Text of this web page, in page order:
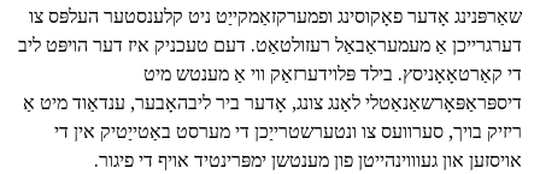
שאַרפּנינג אָדער פאָקוסינג ופמערקזאַמקייַט ניט קלענסטער העלפּס צו
דערגרייכן אַ מעמעראַבאַל רעזולטאַט. דעם טעכניק איז דער הויפּט ליב
די קאַרטאָאָניסץ. בילד פּלוידערזאַק ווי אַ מענטש מיט
דיספּראַפּאָרשאַנאַטלי לאַנג צונג, אָדער ביר ליבהאָבער, ענדאַוד מיט אַ
ריזיק בויך, סערוועס צו ונטערשטרייַכן די מערסט באַטייַטיק אין די
אויסזען און געוווינהייטן פון מענטשן ימפּרינטיד אויף די פיגור.